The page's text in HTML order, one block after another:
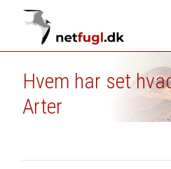
Hvem har set
Arter